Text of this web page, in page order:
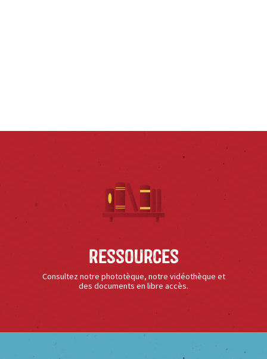
Ressources
Consultez notre phototèque, notre vidéothèque et
des documents en libre accès.